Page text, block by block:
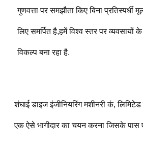
गुणवत्ता पर समझौता किए बिना
लिए समर्पित है,हमें विश्व स्तर पर व्यवसायों
विकल्प बना रहा है.
शंघाई डाइज इंजीनियरिंग मशीनरी कं,
एक ऐसे भागीदार का चयन करना जिसके पास